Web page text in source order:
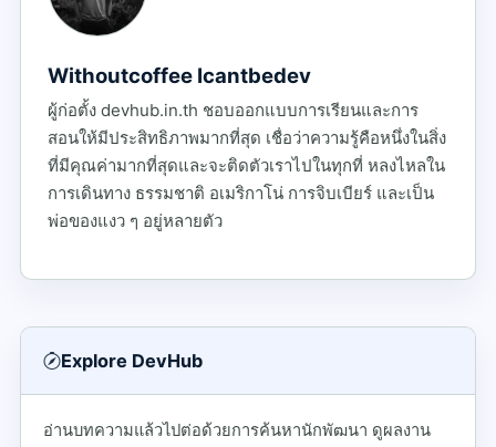
Withoutcoffee Icantbedev
ผู้ก่อตั้ง devhub.in.th ชอบออกแบบการเรียนและการ
สอนให้มีประสิทธิภาพมากที่สุด เชื่อว่าความรู้คือหนึ่งในสิ่ง
ที่มีคุณค่ามากที่สุดและจะติดตัวเราไปในทุกที่ หลงไหลใน
การเดินทาง ธรรมชาติ อเมริกาโน่ การจิบเบียร์ และเป็น
พ่อของแงว ๆ อยู่หลายตัว
Explore DevHub
อ่านบทความแล้วไปต่อด้วยการค้นหานักพัฒนา ดูผลงาน